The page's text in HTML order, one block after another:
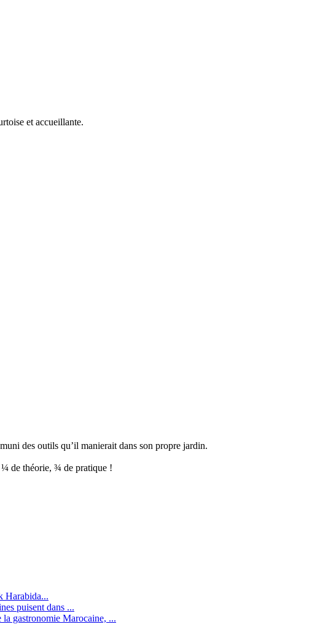
et accueillante.
des outils qu’il manierait dans son propre jardin.
¼ de théorie, ¾ de pratique !
Harabida...
puisent dans ...
la gastronomie Marocaine, ...